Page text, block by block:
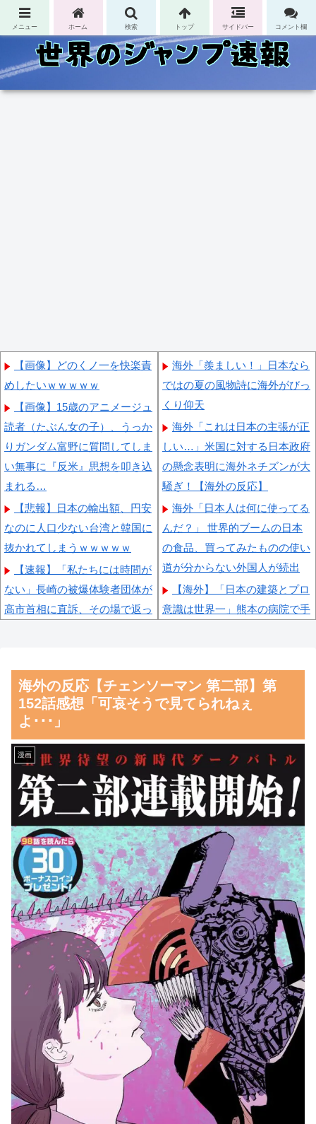
コンテンツへスキップ
【画像】どのくノ一を快楽責
めしたいｗｗｗｗｗ
【画像】15歳のアニメージュ
読者（たぶん女の子）、うっか
りガンダム富野に質問してしま
い無事に『反米』思想を叩き込
まれる…
【悲報】日本の輸出額、円安
なのに人口少ない台湾と韓国に
抜かれてしまうｗｗｗｗｗ
【速報】「私たちには時間が
ない」長崎の被爆体験者団体が
高市首相に直訴、その場で返っ
キモオタに浸食されるｗｗｗｗ
【朗報】齋藤飛鳥、前屈みで
完全に見えてる動画が拡散され
てしまう…
磁気嵐、地球由来のイオンが
主導…JAXAの衛星「あらせ」
が観測！
舌を絡ませて、唾液交換して
── ちゅっちゅしながらの濃厚
エッ画像♪
海外「日本よ、お前がナンバ
ーワンだ」 熊本地震直後の日
本の対応のスピードに世界が衝
撃
【画像】顔100点、体30点の
Powered by livedoor 相互RSS
海外「羨ましい！」日本なら
ではの夏の風物詩に海外がびっ
くり仰天
海外「これは日本の主張が正
しい…」米国に対する日本政府
の懸念表明に海外ネチズンが大
騒ぎ！【海外の反応】
海外「日本人は何に使ってる
んだ？」 世界的ブームの日本
の食品、買ってみたものの使い
道が分からない外国人が続出
【海外】「日本の建築とプロ
意識は世界一」熊本の病院で手
大谷翔平の決勝打でドジャー
スが勝利、連敗は『７』でスト
ップ、山本は体調不良に、ドジ
韓国人「韓国人が『日本の地
下鉄は複雑すぎる』と感じる驚
きの理由がこちらです‥」
→「あまりの難易度の高さに冷
や汗をかいた‥」
韓国人「日本の村上宗隆 vs
韓国のイ・ジョンフ」→「」
【MLB】
韓国人「韓国人が日本へ行っ
て羨ましいと感じることがこち
ら…」→「日本は規模が違う国
だから…（ﾌﾞﾙﾌﾞﾙ」＝韓国の
反応
韓国人「日本全国から選び抜
かれた日本で最も可愛い高校1
年生がこの方です‥」→「これ
が日本のレベル‥」
韓国人「現在、日本で可愛い
海外の反応【チェンソーマン 第二部】第
152話感想「可哀そうで見てられねぇ
よ･･･」
漫画
メニュー ホーム 検索 トップ サイドバー コメント欄